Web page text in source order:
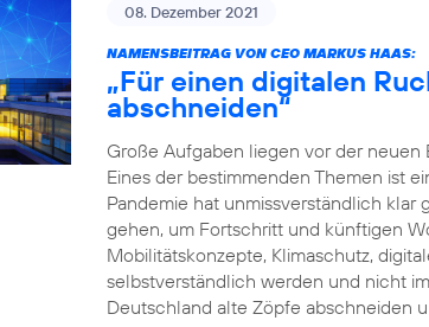
08. Dezember 2021
NAMENSBEITRAG VON CEO MARKUS HAAS:
„Für einen digitalen
abschneiden“
Große Aufgaben liegen vor der
Eines der bestimmenden Themen ist
Pandemie hat unmissverständlich klar
gehen, um Fortschritt und künftigen
Mobilitätskonzepte, Klimaschutz,
selbstverständlich werden und nicht
Deutschland alte Zöpfe abschneiden